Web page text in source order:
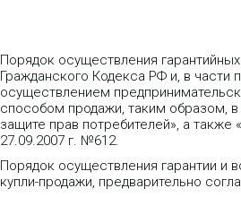
Порядок осуществления
Гражданского Кодекса РФ и, в
осуществлением
способом продажи, таким образом,
защите прав потребителей», а
27.09.2007 г. №612.
Порядок осуществления гарантии и
купли-продажи, предварительно